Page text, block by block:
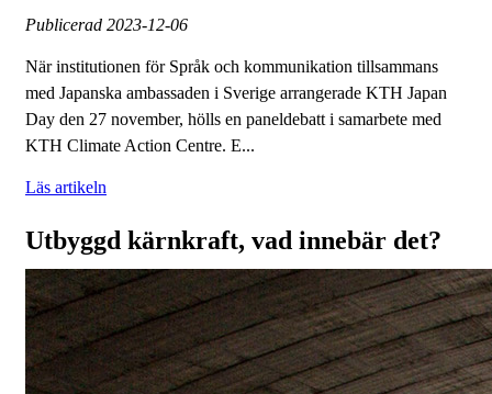
Publicerad 2023-12-06
När institutionen för Språk och kommunikation tillsammans
med Japanska ambassaden i Sverige arrangerade KTH Japan
Day den 27 november, hölls en paneldebatt i samarbete med
KTH Climate Action Centre. E...
Läs artikeln
Utbyggd kärnkraft, vad innebär det?